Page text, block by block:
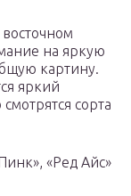
на яркую
картину.
яркий
сорта
«Ред Айс»